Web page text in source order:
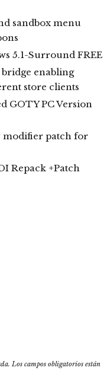
sandbox menu
5.1-Surround FREE
enabling
store clients
GOTY PC Version
modifier patch for
Repack +Patch
Los campos obligatorios están